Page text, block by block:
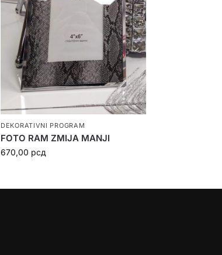
DEKORATIVNI PROGRAM
FOTO RAM ZMIJA MANJI
670,00 рсд